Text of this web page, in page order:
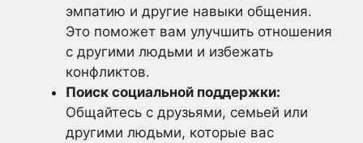
эмпатию и другие навыки общения.
Это поможет вам улучшить отношения
с другими людьми и избежать
конфликтов.
Поиск социальной поддержки:
Общайтесь с друзьями, семьей или
другими людьми, которые вас